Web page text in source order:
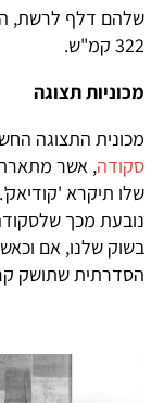
דלף לרשת, היא
קמ"ש.
תצוגה
התצוגה
, אשר מתארת
תיקרא 'קודיאק'.
מכך שלסקודה
שלנו, אם וכאשר
שתושק קרוב